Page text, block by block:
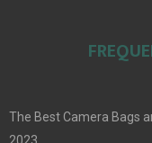
The Best Camera Bags